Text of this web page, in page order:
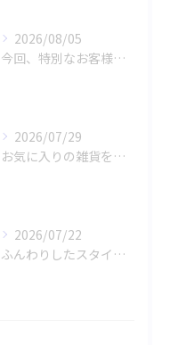
2026/08/05
今回、特別なお客様のためにファッションショー用のサンプルを手...
2026/07/29
お気に入りの雑貨をお探しですか？
2026/07/22
ふんわりしたスタイルに魅了されませんか？